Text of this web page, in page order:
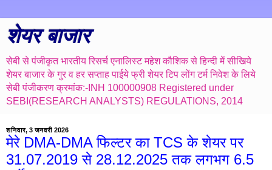
शेयर बाजार
सेबी से पंजीकृत भारतीय रिसर्च एनालिस्ट महेश कौशिक से हिन्दी में सीखिये
शेयर बाजार के गुर व हर सप्ताह पाईये फ्री शेयर टिप लोंग टर्म निवेश के लिये
सेबी पंजीकरण क्रमांक:-INH 100000908 Registered under
SEBI(RESEARCH ANALYSTS) REGULATIONS, 2014
शनिवार, 3 जनवरी 2026
मेरे DMA-DMA फिल्टर का TCS के शेयर पर
31.07.2019 से 28.12.2025 तक लगभग 6.5